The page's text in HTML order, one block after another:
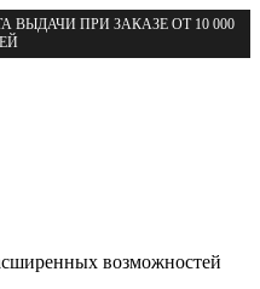
ПРИ ЗАКАЗЕ ОТ 10 000
возможностей